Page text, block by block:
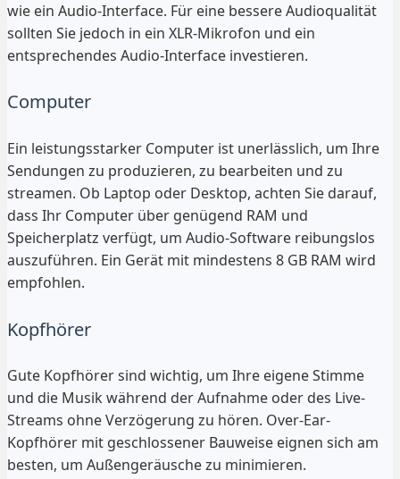
wie ein Audio-Interface. Für eine bessere Audioqualität
sollten Sie jedoch in ein XLR-Mikrofon und ein
entsprechendes Audio-Interface investieren.
Computer
Ein leistungsstarker Computer ist unerlässlich, um Ihre
Sendungen zu produzieren, zu bearbeiten und zu
streamen. Ob Laptop oder Desktop, achten Sie darauf,
dass Ihr Computer über genügend RAM und
Speicherplatz verfügt, um Audio-Software reibungslos
auszuführen. Ein Gerät mit mindestens 8 GB RAM wird
empfohlen.
Kopfhörer
Gute Kopfhörer sind wichtig, um Ihre eigene Stimme
und die Musik während der Aufnahme oder des Live-
Streams ohne Verzögerung zu hören. Over-Ear-
Kopfhörer mit geschlossener Bauweise eignen sich am
besten, um Außengeräusche zu minimieren.